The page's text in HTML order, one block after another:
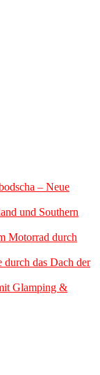
– Neue
und Southern
Motorrad durch
das Dach der
Glamping &